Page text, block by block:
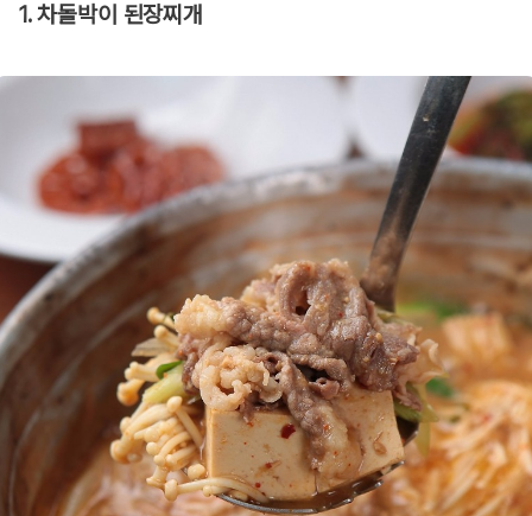
1. 차돌박이 된장찌개